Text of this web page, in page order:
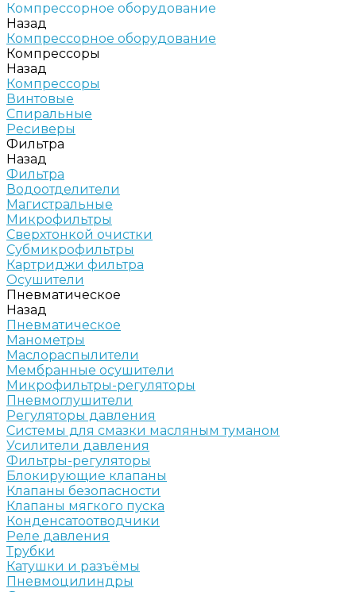
Компрессорное оборудование
Назад
Компрессорное оборудование
Компрессоры
Назад
Компрессоры
Винтовые
Спиральные
Ресиверы
Фильтра
Назад
Фильтра
Водоотделители
Магистральные
Микрофильтры
Сверхтонкой очистки
Субмикрофильтры
Картриджи фильтра
Осушители
Пневматическое
Назад
Пневматическое
Манометры
Маслораспылители
Мембранные осушители
Микрофильтры-регуляторы
Пневмоглушители
Регуляторы давления
Системы для смазки масляным туманом
Усилители давления
Фильтры-регуляторы
Блокирующие клапаны
Клапаны безопасности
Клапаны мягкого пуска
Конденсатоотводчики
Реле давления
Трубки
Катушки и разъёмы
Пневмоцилиндры